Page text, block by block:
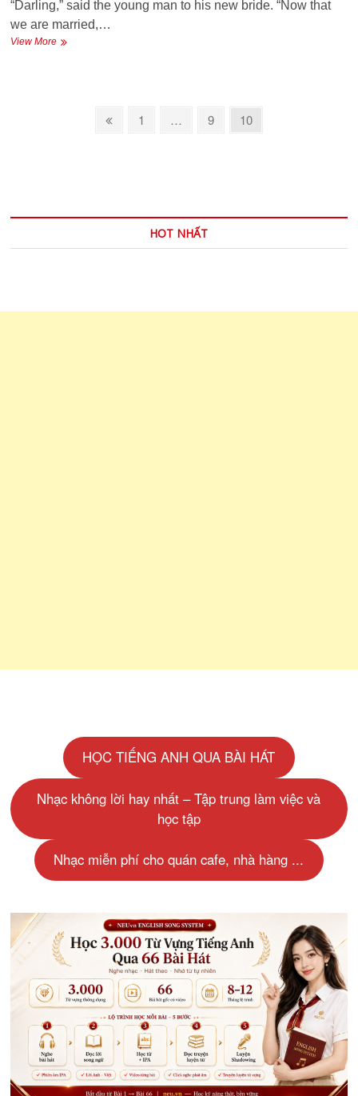
“Darling,” said the young man to his new bride. “Now that
we are married,…
View MoreHOW
Previous
Page
1 … Page
9 Page
10
HOT NHẤT
HỌC TIẾNG ANH QUA BÀI HÁT
Nhạc không lời hay nhất – Tập trung làm việc và
học tập
Nhạc miễn phí cho quán cafe, nhà hàng ...